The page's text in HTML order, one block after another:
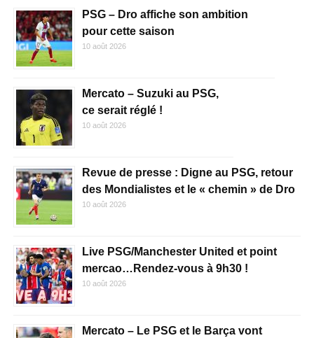
PSG – Dro affiche son ambition
pour cette saison
10 août 2026
Mercato – Suzuki au PSG,
ce serait réglé !
10 août 2026
Revue de presse : Digne au PSG, retour
des Mondialistes et le « chemin » de Dro
10 août 2026
Live PSG/Manchester United et point
mercao…Rendez-vous à 9h30 !
10 août 2026
Mercato – Le PSG et le Barça vont